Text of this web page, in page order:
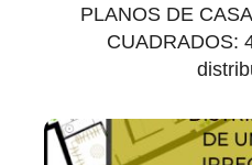
PLANOS DE
CUADRADOS: